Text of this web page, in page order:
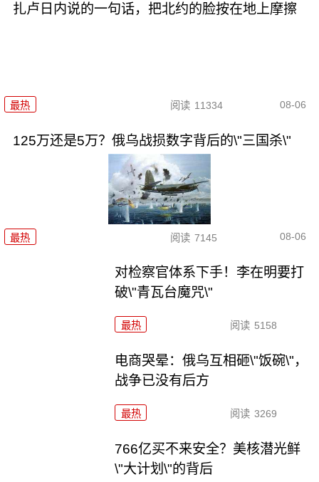
扎卢日内说的一句话，把北约的脸按在地上摩擦
最热 阅读 11334 08-06
125万还是5万？俄乌战损数字背后的\"三国杀\"
最热 阅读 7145 08-06
对检察官体系下手！李在明要打
破\"青瓦台魔咒\"
最热 阅读 5158
电商哭晕：俄乌互相砸\"饭碗\"，
战争已没有后方
最热 阅读 3269
766亿买不来安全？美核潜光鲜
\"大计划\"的背后